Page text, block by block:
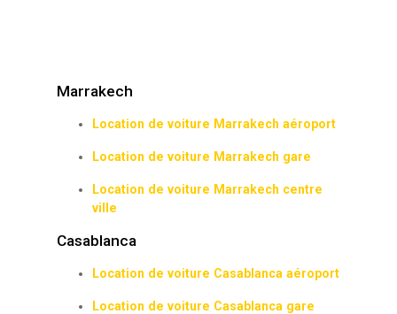
Marrakech
Location de voiture Marrakech aéroport
Location de voiture Marrakech gare
Location de voiture Marrakech centre
ville
Casablanca
Location de voiture Casablanca aéroport
Location de voiture Casablanca gare